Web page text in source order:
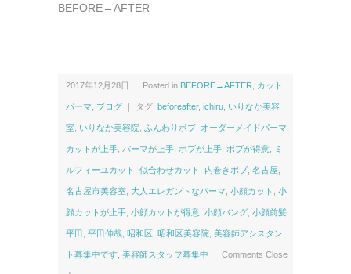
BEFORE→AFTER
2017年12月28日 ｜ Posted in BEFORE→AFTER カット
パーマ ブログ ｜ タグ: beforeafter, ichiru いりなか美容
室 いりなか美容院 ふんわりボブ オーダーメイドパーマ
カットが上手 パーマが上手 ボブが上手 ボブが得意 ミ
ルフィーユカット 似合わせカット 内巻きボブ 名古屋
名古屋市美容室 大人エレガントなパーマ 小顔カット 小
顔カットが上手 小顔カットが得意 小顔バング 小顔前髪
平田 平田伸哉 昭和区 昭和区美容院 美容師アシスタン
ト募集中です 美容師スタッフ募集中 Comments Close